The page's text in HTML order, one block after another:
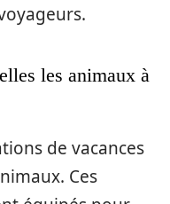
les animaux à
de vacances
Ces